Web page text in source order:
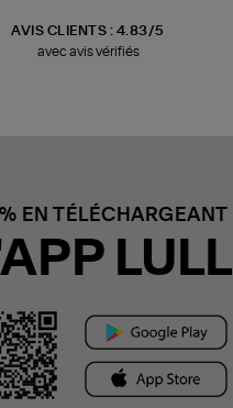
AVIS CLIENTS : 4.83/5
avec avis vérifiés
EN TÉLÉCHARGEANT
LULLI